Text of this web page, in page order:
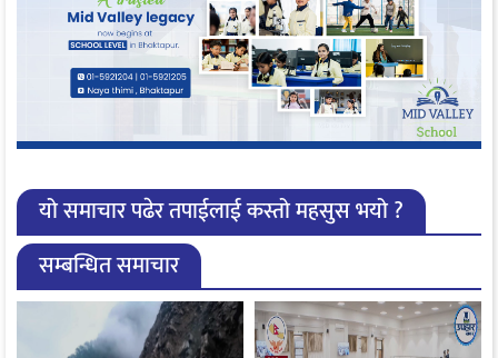
यो समाचार पढेर तपाईलाई कस्तो महसुस भयो ?
सम्बन्धित समाचार